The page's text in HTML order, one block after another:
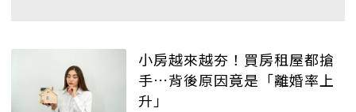
小房越來越夯！買房租屋都搶
手…背後原因竟是「離婚率上
升」